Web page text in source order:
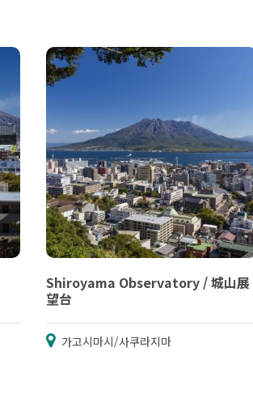
Shiroyama Observatory / 城山展
望台
가고시마시/사쿠라지마